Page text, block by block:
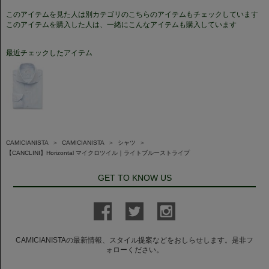
このアイテムを見た人は別カテゴリのこちらのアイテムもチェックしています
このアイテムを購入した人は、一緒にこんなアイテムも購入しています
最近チェックしたアイテム
CAMICIANISTA ＞ CAMICIANISTA ＞ シャツ ＞
【CANCLINI】Horizontal マイクロツイル｜ライトブルーストライプ
GET TO KNOW US
CAMICIANISTAの最新情報、スタイル提案などをおしらせします。是非フ
ォローください。